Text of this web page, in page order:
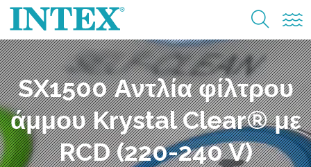
SX1500 Αντλία φίλτρου
άμμου Krystal Clear® με
RCD (220-240 V)